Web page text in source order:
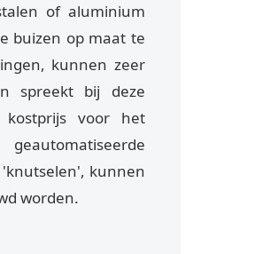
of aluminium
buizen op maat te
kunnen zeer
spreekt bij deze
kostprijs voor het
'knutselen', kunnen
worden.